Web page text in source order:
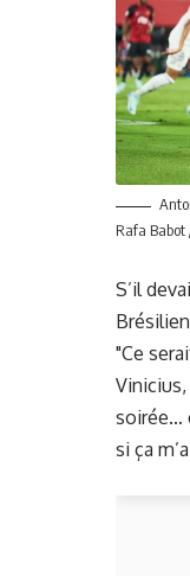
Rafa Babot
S’il
"Ce
soirée…
si ça